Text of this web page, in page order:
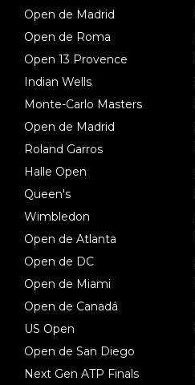
Open de Madrid
Open de Roma
Open 13 Provence
Indian Wells
Monte-Carlo Masters
Open de Madrid
Roland Garros
Halle Open
Queen's
Wimbledon
Open de Atlanta
Open de DC
Open de Miami
Open de Canadá
US Open
Open de San Diego
Next Gen ATP Finals